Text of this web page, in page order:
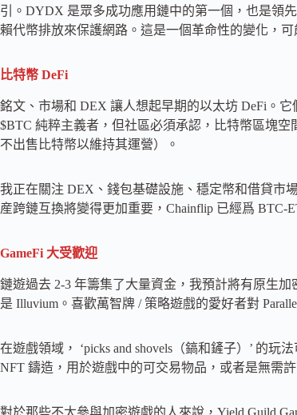
引。DYDX 是眾多成功應用鏈中的第一個，也是領
賴代幣排放來保護網路。這是一個革命性的變化，可
比特幣 DeFi
銘文、市場和 DEX 讓人想起早期的以太坊 DeFi。
$BTC 純粹主義者，但社區必須承認，比特幣區塊
不出售比特幣以維持其運營）。
我正在關注 DEX、錢包基礎設施、穩定幣和借貸市
産跨鏈互換將變得更加重要，Chainflip 已經爲 BTC-
GameFi 大受歡迎
鏈遊過去 2-3 年籌集了大量資金，我預計將有原生
是 Illuvium。喜歡萬智牌 / 策略遊戲的愛好者對
在遊戲領域， ‘picks and shovels（鎬和鏟子）’ 的
NFT 鑄造，用於遊戲中的可交易物品，或者是無需
對於那些不太參與加密遊戲的人來說，Yield Guild